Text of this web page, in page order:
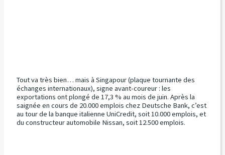
Tout va très bien… mais à Singapour (plaque tournante des
échanges internationaux), signe avant-coureur : les
exportations ont plongé de 17,3 % au mois de juin. Après la
saignée en cours de 20.000 emplois chez Deutsche Bank, c’est
au tour de la banque italienne UniCredit, soit 10.000 emplois, et
du constructeur automobile Nissan, soit 12.500 emplois.